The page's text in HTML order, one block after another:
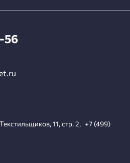
56
11, стр. 2, +7 (499)